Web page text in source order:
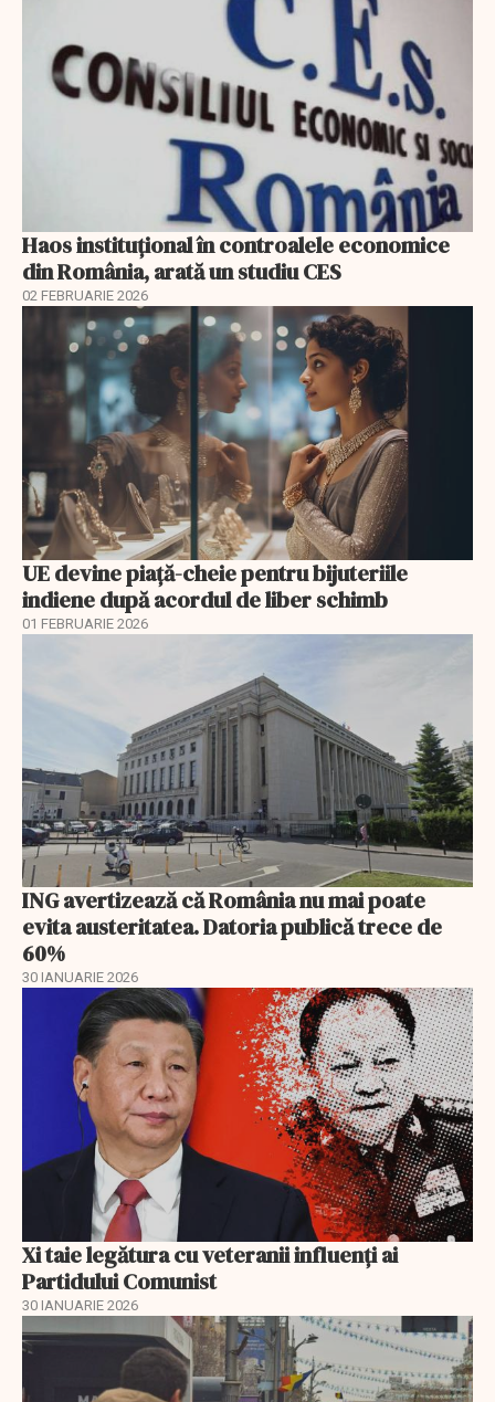
Haos instituțional în controalele economice
din România, arată un studiu CES
02 FEBRUARIE 2026
UE devine piață-cheie pentru bijuteriile
indiene după acordul de liber schimb
01 FEBRUARIE 2026
ING avertizează că România nu mai poate
evita austeritatea. Datoria publică trece de
60%
30 IANUARIE 2026
Xi taie legătura cu veteranii influenți ai
Partidului Comunist
30 IANUARIE 2026